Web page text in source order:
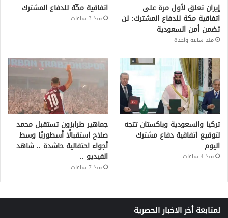
إيران تعلق لأول مرة على
اتفاقية مكة للدفاع المشترك: لن
تضمن أمن السعودية
منذ ساعة واحدة
اتفاقية مكّة للدفاع المشترك
منذ 3 ساعات
تركيا والسعودية وباكستان تتجه
لتوقيع اتفاقية دفاع مشترك
اليوم
منذ 4 ساعات
جماهير طرابزون تستقبل محمد
صلاح استقبالًا أسطوريًا وسط
أجواء احتفالية حاشدة .. شاهد
الفيديو ..
منذ 7 ساعات
لمتابعة أخر الاخبار الحصرية